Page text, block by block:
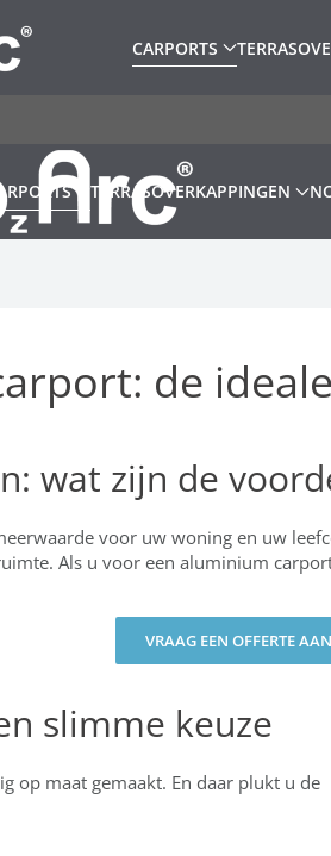
CARPORTS
TERRASOVERKAPPINGEN
de
wat zijn de
voor uw woning en uw
Als u voor een aluminium
VRAAG EEN OFFERTE AAN
slimme keuze
op maat gemaakt. En daar plukt u de